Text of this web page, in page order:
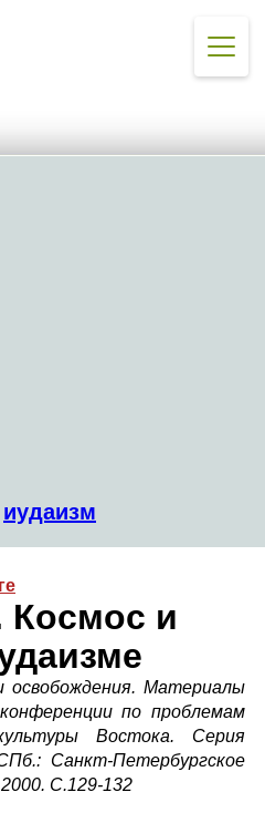
иудаизм
и
освобождения. Материалы
по проблемам
Востока. Серия
Санкт-Петербургское
С.129-132